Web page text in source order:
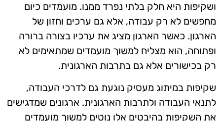
ושקיפות היא חלק בלתי נפרד ממנו. מועמדים כיום
מחפשים לא רק עבודה, אלא גם ערכים וחזון של
הארגון. כאשר הארגון מציג את ערכיו בצורה ברורה
ופתוחה, הוא מצליח למשוך מועמדים שמתאימים לא
רק בכישורים אלא גם בתרבות הארגונית.
שקיפות במיתוג מעסיק נוגעת גם לדרכי העבודה,
לתנאי העבודה ולתרבות הארגונית. ארגונים שמדגישים
את השקיפות בהיבטים אלו נוטים למשוך מועמדים